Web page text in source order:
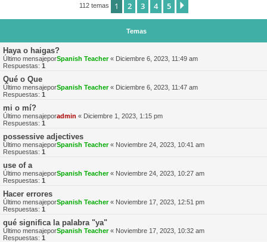
112 temas 1 2 3 4 5
Temas
Haya o haigas?
Último mensajeporSpanish Teacher« Diciembre 6, 2023, 11:49 am
Respuestas: 1
Qué o Que
Último mensajeporSpanish Teacher« Diciembre 6, 2023, 11:47 am
Respuestas: 1
mi o mí?
Último mensajeporadmin « Diciembre 1, 2023, 1:15 pm
Respuestas: 1
possessive adjectives
Último mensajeporSpanish Teacher« Noviembre 24, 2023, 10:41 am
Respuestas: 1
use of a
Último mensajeporSpanish Teacher« Noviembre 24, 2023, 10:27 am
Respuestas: 1
Hacer errores
Último mensajeporSpanish Teacher« Noviembre 17, 2023, 12:51 pm
Respuestas: 1
qué significa la palabra "ya"
Último mensajeporSpanish Teacher« Noviembre 17, 2023, 10:32 am
Respuestas: 1